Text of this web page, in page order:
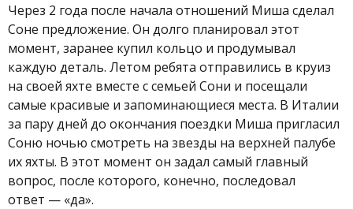
Через 2 года после начала отношений Миша сделал
Соне предложение. Он долго планировал этот
момент, заранее купил кольцо и продумывал
каждую деталь. Летом ребята отправились в круиз
на своей яхте вместе с семьей Сони и посещали
самые красивые и запоминающиеся места. В Италии
за пару дней до окончания поездки Миша пригласил
Соню ночью смотреть на звезды на верхней палубе
их яхты. В этот момент он задал самый главный
вопрос, после которого, конечно, последовал
ответ — «да».